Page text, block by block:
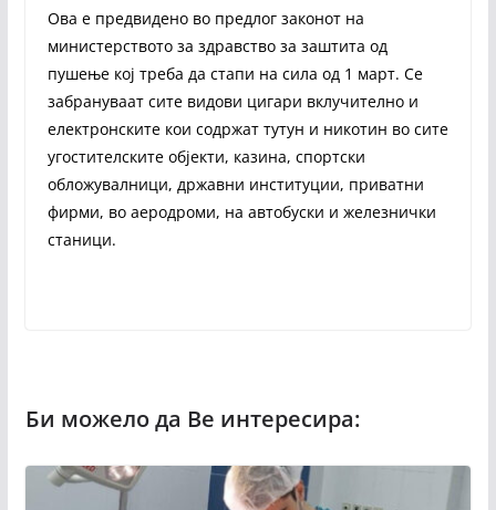
Ова е предвидено во предлог законот на
министерството за здравство за заштита од
пушење кој треба да стапи на сила од 1 март. Се
забрануваат сите видови цигари вклучително и
електронските кои содржат тутун и никотин во сите
угостителските објекти, казина, спортски
обложувалници, државни институции, приватни
фирми, во аеродроми, на автобуски и железнички
станици.